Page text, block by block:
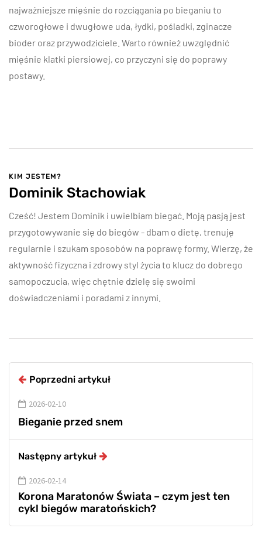
najważniejsze mięśnie do rozciągania po bieganiu to
czworogłowe i dwugłowe uda, łydki, pośladki, zginacze
bioder oraz przywodziciele. Warto również uwzględnić
mięśnie klatki piersiowej, co przyczyni się do poprawy
postawy.
KIM JESTEM?
Dominik Stachowiak
Cześć! Jestem Dominik i uwielbiam biegać. Moją pasją jest
przygotowywanie się do biegów - dbam o dietę, trenuję
regularnie i szukam sposobów na poprawę formy. Wierzę, że
aktywność fizyczna i zdrowy styl życia to klucz do dobrego
samopoczucia, więc chętnie dzielę się swoimi
doświadczeniami i poradami z innymi.
Poprzedni artykuł
2026-02-10
Bieganie przed snem
Następny artykuł
2026-02-14
Korona Maratonów Świata – czym jest ten
cykl biegów maratońskich?